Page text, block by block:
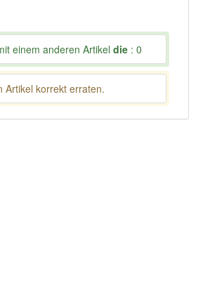
einem anderen Artikeldie : 0
Artikel korrekt erraten.